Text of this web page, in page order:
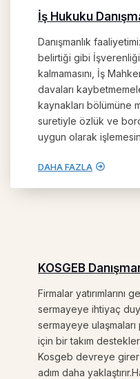
İş Hukuku
Danışmanlık
belirtiği gibi
kalmamasını, İş
davaları
kaynakları bölümüne
suretiyle özlük ve
uygun olarak
DAHA FAZLA
KOSGEB
Firmalar yatırımlarını
sermayeye ihtiyaç
sermayeye
için bir takım
Kosgeb devreye
adım daha